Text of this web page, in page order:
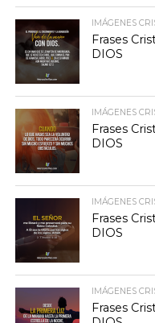
IMÁGENES
Frases
DIOS
IMÁGENES
Frases
DIOS
IMÁGENES
Frases
DIOS
IMÁGENES
Frases